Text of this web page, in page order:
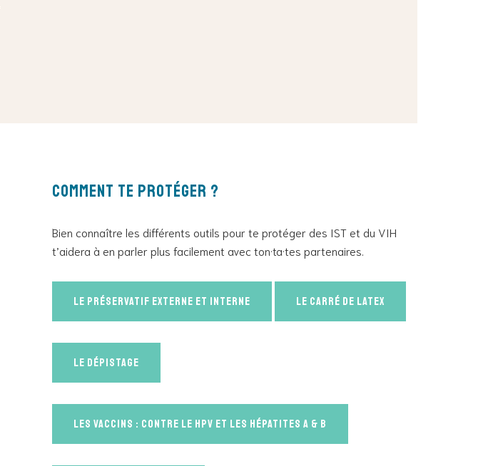
Comment te protéger ?
Bien connaître les différents outils pour te protéger des IST et du VIH
t’aidera à en parler plus facilement avec ton·ta·tes partenaires.
Le préservatif externe et interne Le carré de latex
Le dépistage
Les vaccins : contre le HPV et les hépatites A & B